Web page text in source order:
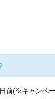
前(※キャンペ